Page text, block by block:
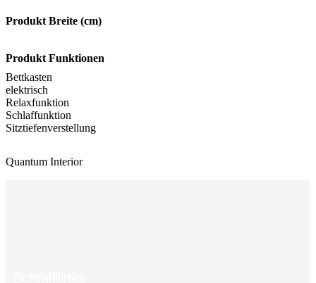
Produkt Breite (cm)
Produkt Funktionen
Bettkasten
elektrisch
Relaxfunktion
Schlaffunktion
Sitztiefenverstellung
Quantum Interior